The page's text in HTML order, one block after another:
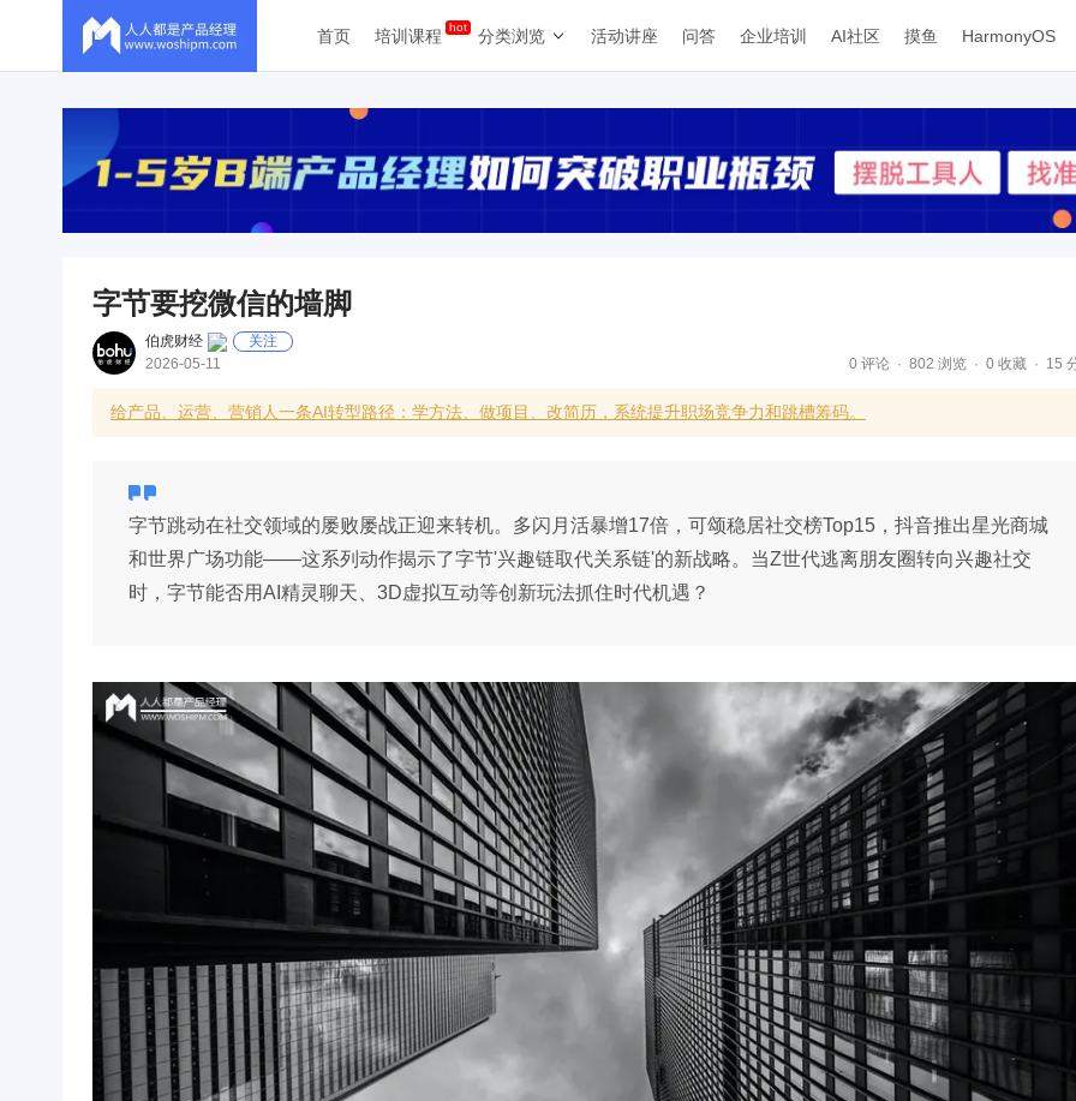
首页 培训课程 分类浏览 活动讲座 问答 企业培训 AI社区 摸鱼 HarmonyOS
字节要挖微信的墙脚
伯虎财经
关注
2026-05-11
0 评论 802 浏览 0 收藏 15
给产品、运营、营销人一条AI转型路径：学方法、做项目、改简历，系统提升职场竞争力和跳槽筹码。
字节跳动在社交领域的屡败屡战正迎来转机。多闪月活暴增17倍，可颂稳居社交榜Top15，抖音推出星光商城
和世界广场功能——这系列动作揭示了字节'兴趣链取代关系链'的新战略。当Z世代逃离朋友圈转向兴趣社交
时，字节能否用AI精灵聊天、3D虚拟互动等创新玩法抓住时代机遇？